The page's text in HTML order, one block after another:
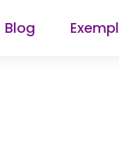
Blog